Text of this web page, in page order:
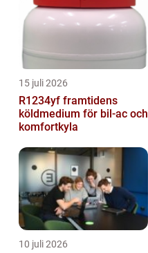
15 juli 2026
R1234yf framtidens
köldmedium för bil-ac och
komfortkyla
10 juli 2026